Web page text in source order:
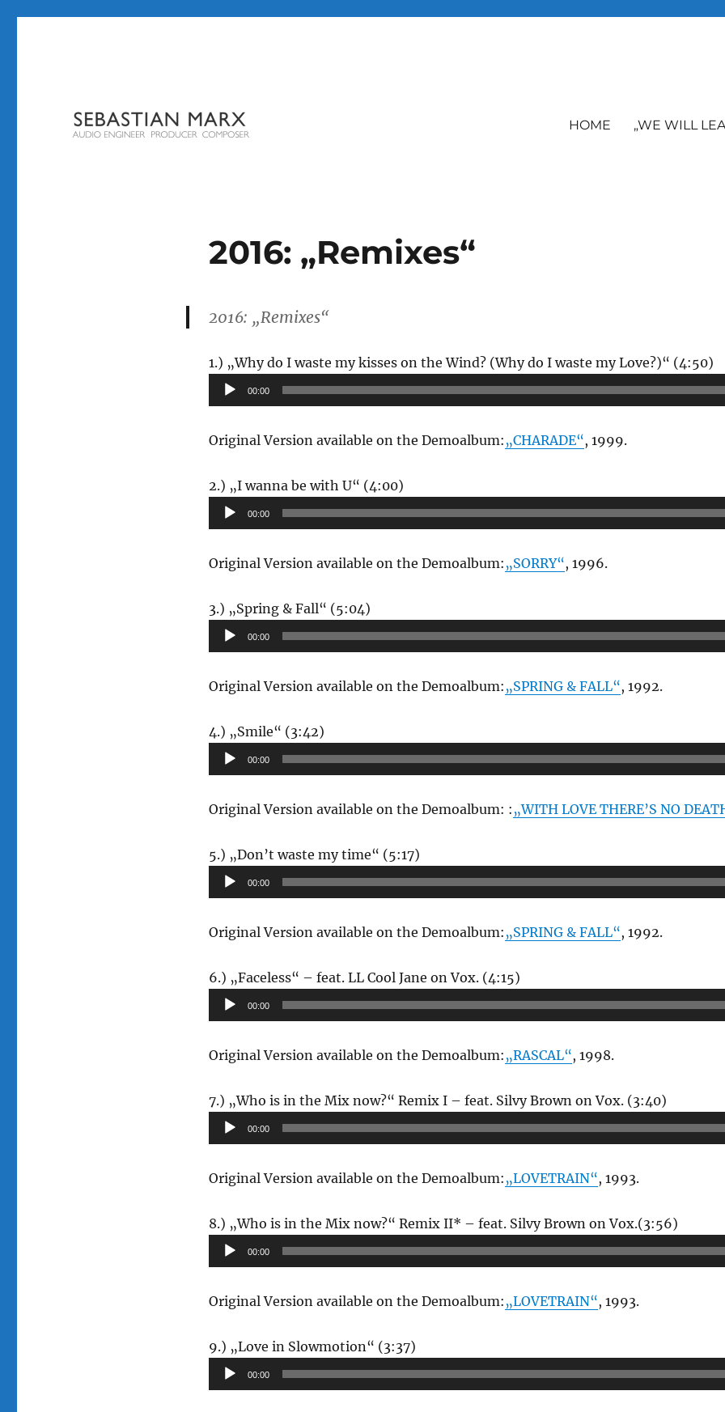
HOME „WE WILL
2016: „Remixes“
2016: „Remixes“
1.) „Why do I waste my kisses on the Wind? (Why do I waste my Love?)“ (4:50)
00:00
Original Version available on the Demoalbum: „CHARADE“, 1999.
2.) „I wanna be with U“ (4:00)Audio-
Player
00:00
Original Version available on the Demoalbum: „SORRY“, 1996.
3.) „Spring & Fall“ (5:04)Audio-
Player
00:00
Original Version available on the Demoalbum: „SPRING & FALL“, 1992.
4.) „Smile“ (3:42)Audio-
Player
00:00
Original Version available on the Demoalbum: : „WITH LOVE THERE’S NO
5.) „Don’t waste my time“ (5:17)Audio-
Player
00:00
Original Version available on the Demoalbum: „SPRING & FALL“, 1992.
6.) „Faceless“ – feat. LL Cool Jane on Vox. (4:15)Audio-
Player
00:00
Original Version available on the Demoalbum: „RASCAL“, 1998.
7.) „Who is in the Mix now?“ Remix I – feat. Silvy Brown on Vox. (3:40)Audio-
Player
00:00
Original Version available on the Demoalbum: „LOVETRAIN“, 1993.
8.) „Who is in the Mix now?“ Remix II* – feat. Silvy Brown on Vox.(3:56)Audio-
Player
00:00
Original Version available on the Demoalbum: „LOVETRAIN“, 1993.
9.) „Love in Slowmotion“ (3:37)Audio-
Player
00:00